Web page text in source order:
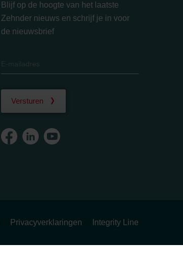
Blijf op de hoogte van het laatste
Zehnder nieuws en schrijf je in voor
de nieuwsbrief
Versturen
Privacyverklaringen Integrity Line